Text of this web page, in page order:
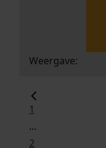
Weergave:
1
...
2